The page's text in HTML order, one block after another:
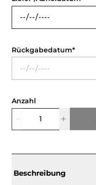
Rückgabedatum
Anzahl
Beschreibung